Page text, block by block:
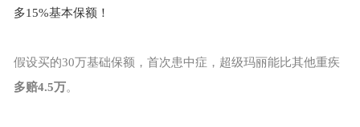
多15%基本保额！
假设买的30万基础保额，首次患中症，超级玛丽能比其他重疾
多赔4.5万。